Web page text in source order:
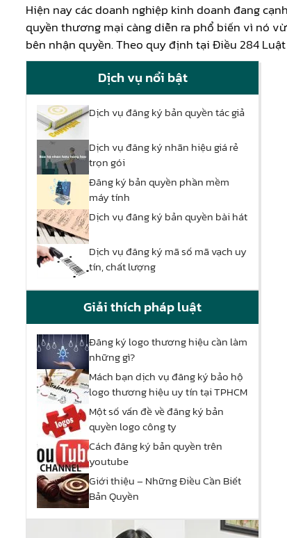
Hiện nay các doanh nghiệp kinh doanh đang
quyền thương mại càng diễn ra phổ biến vì nó
bên nhận quyền. Theo quy định tại Điều 284
Dịch vụ nổi bật
Dịch vụ đăng ký bản quyền tác giả
Dịch vụ đăng ký nhãn hiệu giá rẻ
trọn gói
Đăng ký bản quyền phần mềm
máy tính
Dịch vụ đăng ký bản quyền bài hát
Dịch vụ đăng ký mã số mã vạch uy
tín, chất lượng
Giải thích pháp luật
Đăng ký logo thương hiệu cần làm
những gì?
Mách bạn dịch vụ đăng ký bảo hộ
logo thương hiệu uy tín tại TPHCM
Một số vấn đề về đăng ký bản
quyền logo công ty
Cách đăng ký bản quyền trên
youtube
Giới thiệu – Những Điều Cần Biết
Bản Quyền